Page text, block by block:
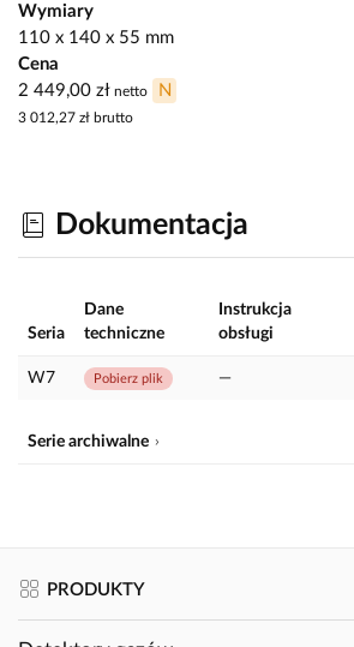
Wymiary
110 x 140 x 55 mm
Cena
2 449,00 zł netto N
3 012,27 zł brutto
Dokumentacja
Seria
Dane
techniczne
Instrukcja
obsługi
W7 Pobierz plik —
Serie archiwalne
PRODUKTY